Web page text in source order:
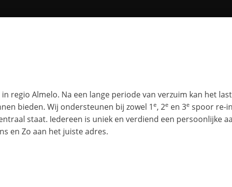
Almelo. Na een lange periode van verzuim kan het
bieden. Wij ondersteunen bij zowel 1e, 2e en 3e spoor re-
staat. Iedereen is uniek en verdiend een persoonlijke
en Zo aan het juiste adres.